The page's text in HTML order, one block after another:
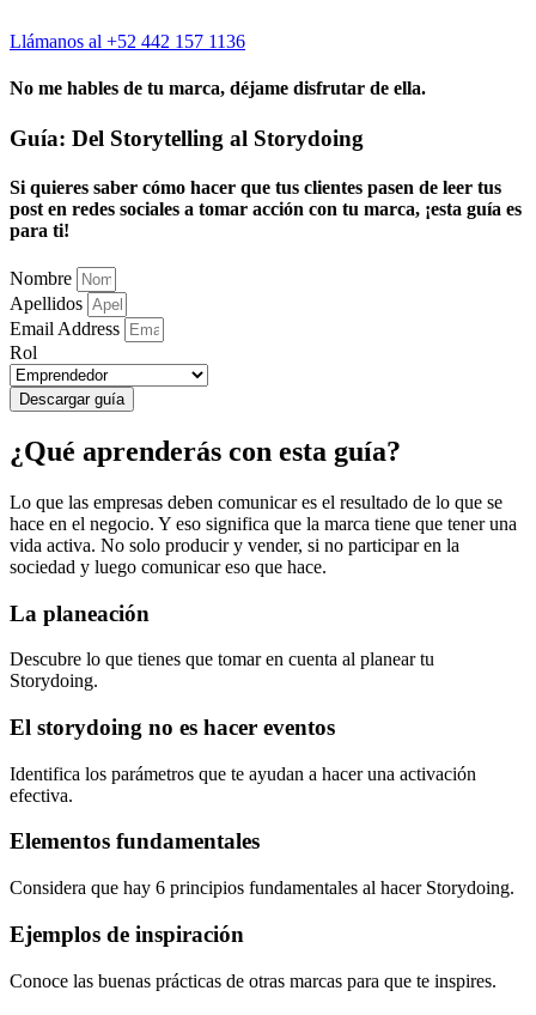
Llámanos al +52 442 157 1136
No me hables de tu marca, déjame disfrutar de ella.
Guía: Del Storytelling al Storydoing
Si quieres saber cómo hacer que tus clientes pasen de leer tus
post en redes sociales a tomar acción con tu marca, ¡esta guía es
para ti!
Nombre
Apellidos
Email Address
Rol
Descargar guía
¿Qué aprenderás con esta guía?
Lo que las empresas deben comunicar es el resultado de lo que se
hace en el negocio. Y eso significa que la marca tiene que tener una
vida activa. No solo producir y vender, si no participar en la
sociedad y luego comunicar eso que hace.
La planeación
Descubre lo que tienes que tomar en cuenta al planear tu
Storydoing.
El storydoing no es hacer eventos
Identifica los parámetros que te ayudan a hacer una activación
efectiva.
Elementos fundamentales
Considera que hay 6 principios fundamentales al hacer Storydoing.
Ejemplos de inspiración
Conoce las buenas prácticas de otras marcas para que te inspires.